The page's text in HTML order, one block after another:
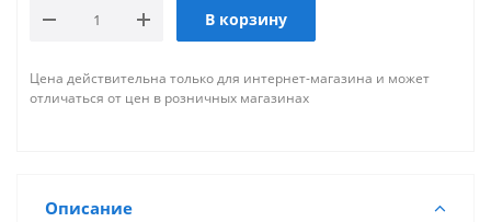
В корзину
Цена действительна только для интернет-магазина и может
отличаться от цен в розничных магазинах
Описание